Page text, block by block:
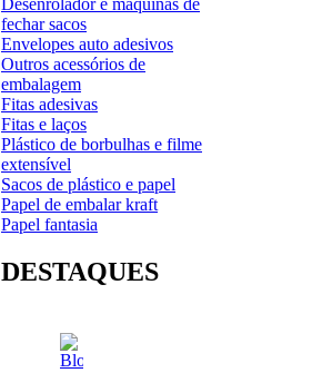
Desenrolador e máquinas de
fechar sacos
Envelopes auto adesivos
Outros acessórios de
embalagem
Fitas adesivas
Fitas e laços
Plástico de borbulhas e filme
extensível
Sacos de plástico e papel
Papel de embalar kraft
Papel fantasia
DESTAQUES